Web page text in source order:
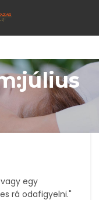
KLUB
egy
rá odafigyelni."